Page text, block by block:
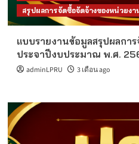
สรุปผลการจัดซื้อจัดจ้างของหน่วยง
แบบรายงานข้อมูลสรุปผลกา
ประจาปีงบประมาณ พ.ศ.
adminLPRU 3 เดือน ago